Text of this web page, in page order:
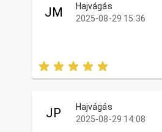
JM
Hajvágás
2025-08-29 15:36
JP
Hajvágás
2025-08-29 14:08